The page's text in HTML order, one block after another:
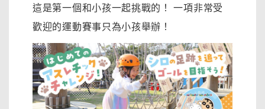
這是第一個和小孩一起挑戰的！ 一項非常受
歡迎的運動賽事只為小孩舉辦！